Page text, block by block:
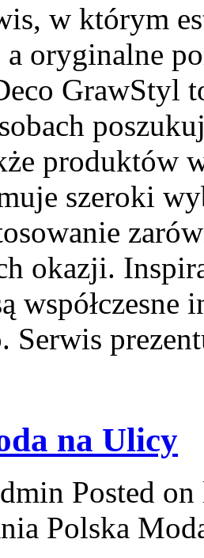
w którym
oryginalne
GrawStyl
produktów
szeroki
okazji.
współczesne
Serwis
na Ulicy
Posted
Polska